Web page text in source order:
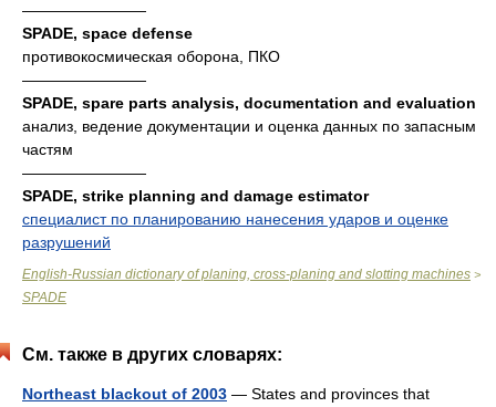
————————
SPADE, space defense
противокосмическая оборона, ПКО
————————
SPADE, spare parts analysis, documentation and evaluation
анализ, ведение документации и оценка данных по запасным
частям
————————
SPADE, strike planning and damage estimator
специалист по планированию нанесения ударов и оценке
разрушений
English-Russian dictionary of planing, cross-planing and slotting machines >
SPADE
См. также в других словарях:
Northeast blackout of 2003 — States and provinces that